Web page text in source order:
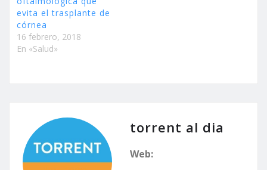
evita el trasplante de
córnea
16 febrero, 2018
En «Salud»
torrent al dia
Web: